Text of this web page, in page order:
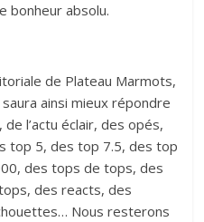
bonheur absolu.
de Plateau Marmots,
ainsi mieux répondre
l’actu éclair, des opés,
top 5, des top 7.5, des top
des tops de tops, des
des reacts, des
Nous resterons